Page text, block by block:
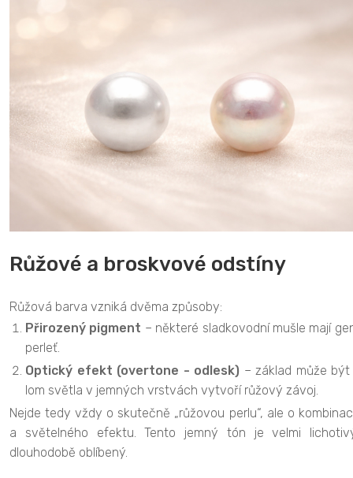
Růžové a broskvové odstíny
Růžová barva vzniká dvěma způsoby:
Přirozený pigment – některé sladkovodní mušle mají
perleť.
Optický efekt (overtone - odlesk) – základ může
lom světla v jemných vrstvách vytvoří růžový závoj.
Nejde tedy vždy o skutečně „růžovou perlu“, ale o
a světelného efektu. Tento jemný tón je velmi
dlouhodobě oblíbený.